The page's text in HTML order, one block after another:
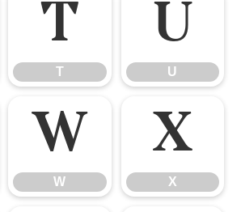
T
T
U
U
W
W
X
X